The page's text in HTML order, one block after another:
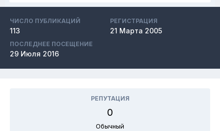
ЧИСЛО ПУБЛИКАЦИЙ
113
РЕГИСТРАЦИЯ
21 Марта 2005
ПОСЛЕДНЕЕ ПОСЕЩЕНИЕ
29 Июля 2016
РЕПУТАЦИЯ
0
Обычный